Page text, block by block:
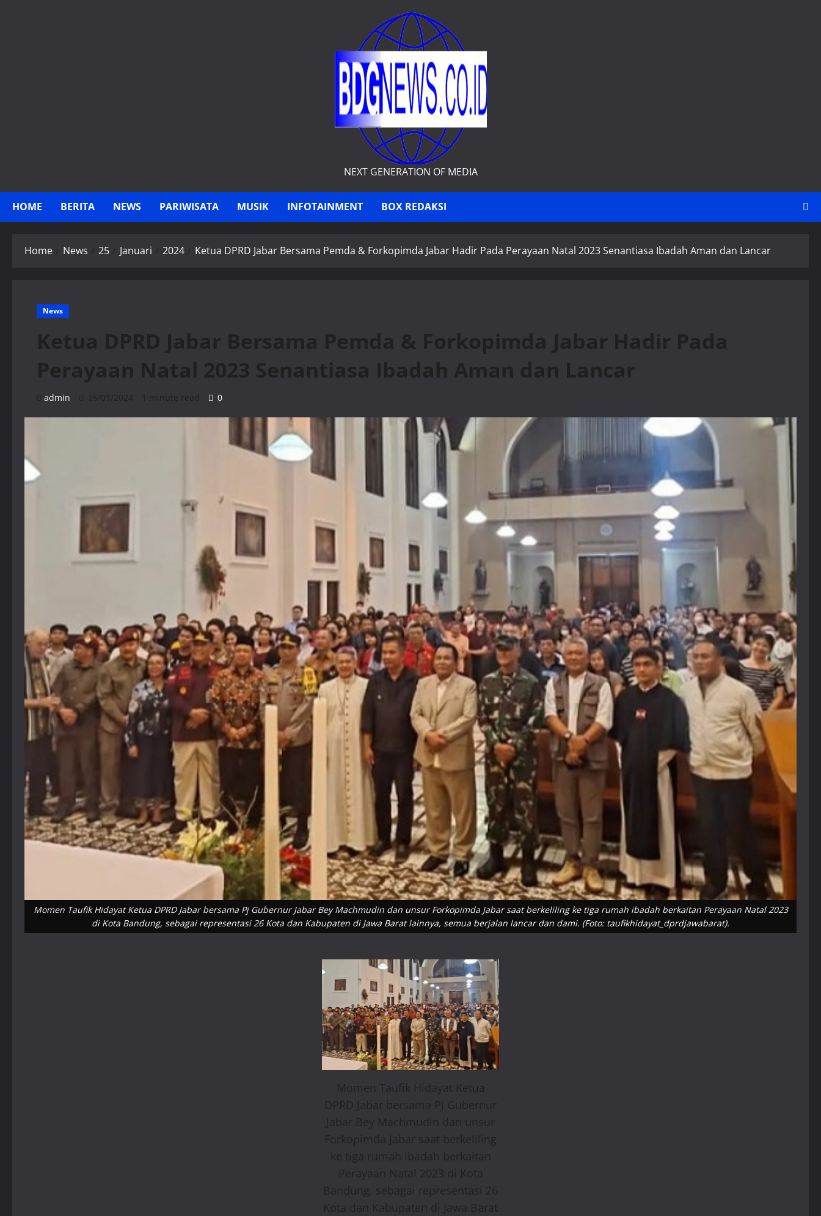
NEXT GENERATION OF MEDIA
HOME BERITA NEWS PARIWISATA MUSIK INFOTAINMENT BOX REDAKSI
Home News 25 Januari 2024 Ketua DPRD Jabar Bersama Pemda & Forkopimda Jabar Hadir Pada Perayaan Natal 2023 Senantiasa Ibadah Aman dan Lancar
News
Ketua DPRD Jabar Bersama Pemda & Forkopimda Jabar Hadir Pada
Perayaan Natal 2023 Senantiasa Ibadah Aman dan Lancar
admin 25/01/2024 1 minute read 0
Momen Taufik Hidayat Ketua DPRD Jabar bersama Pj Gubernur Jabar Bey Machmudin dan unsur Forkopimda Jabar saat berkeliling ke tiga rumah ibadah berkaitan Perayaan Natal 2023
di Kota Bandung, sebagai representasi 26 Kota dan Kabupaten di Jawa Barat lainnya, semua berjalan lancar dan dami. (Foto: taufikhidayat_dprdjawabarat).
Momen Taufik Hidayat Ketua
DPRD Jabar bersama Pj Gubernur
Jabar Bey Machmudin dan unsur
Forkopimda Jabar saat berkeliling
ke tiga rumah ibadah berkaitan
Perayaan Natal 2023 di Kota
Bandung, sebagai representasi 26
Kota dan Kabupaten di Jawa Barat